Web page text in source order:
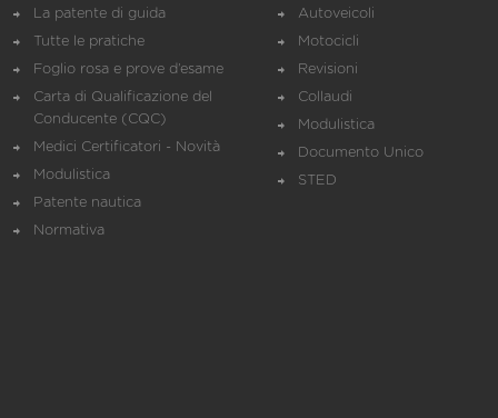
La patente di guida
Tutte le pratiche
Foglio rosa e prove d’esame
Carta di Qualificazione del
Conducente (CQC)
Medici Certificatori - Novità
Modulistica
Patente nautica
Normativa
Autoveicoli
Motocicli
Revisioni
Collaudi
Modulistica
Documento Unico
STED